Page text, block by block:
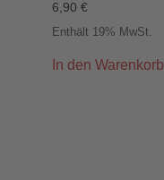
6,90 €
Enthält 19% MwSt.
In den Warenkorb